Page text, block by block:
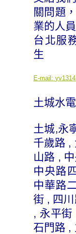
關問題
業的人
台北服
生
E-mail:
土城水
土城,永
千歲路 ,
山路 ,
中央路
中華路
街 , 四
, 永平
石門路 ,